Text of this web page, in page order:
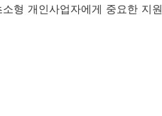
형 개인사업자에게 중요한 지원